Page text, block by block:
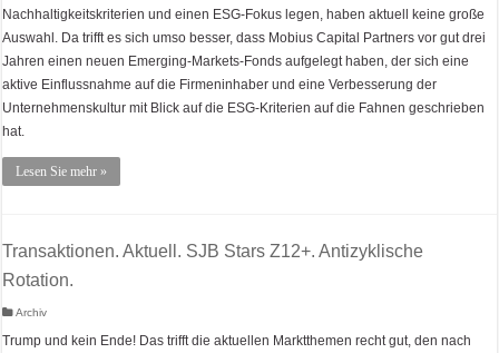
Nachhaltigkeitskriterien und einen ESG-Fokus legen, haben aktuell keine große
Auswahl. Da trifft es sich umso besser, dass Mobius Capital Partners vor gut drei
Jahren einen neuen Emerging-Markets-Fonds aufgelegt haben, der sich eine
aktive Einflussnahme auf die Firmeninhaber und eine Verbesserung der
Unternehmenskultur mit Blick auf die ESG-Kriterien auf die Fahnen geschrieben
hat.
Lesen Sie mehr »
Transaktionen. Aktuell. SJB Stars Z12+. Antizyklische
Rotation.
Archiv
Trump und kein Ende! Das trifft die aktuellen Marktthemen recht gut, den nach